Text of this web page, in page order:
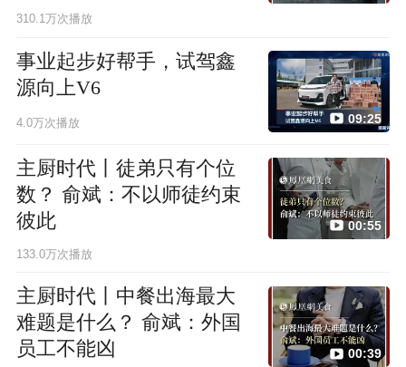
步会很慢
310.1万次播放
事业起步好帮手，试驾鑫
源向上V6
4.0万次播放 09:25
主厨时代丨徒弟只有个位
数？ 俞斌：不以师徒约束
彼此
133.0万次播放
00:55
主厨时代丨中餐出海最大
难题是什么？ 俞斌：外国
员工不能凶
00:39